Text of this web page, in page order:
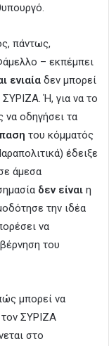
πάντως,
– εκπέμπει
ενιαία δεν μπορεί
Ή, για να το
να οδηγήσει τα
του κόμματός
έδειξε
άμεσα
δεν είναι η
την ιδέα
να
του
μπορεί να
ΣΥΡΙΖΑ
στο